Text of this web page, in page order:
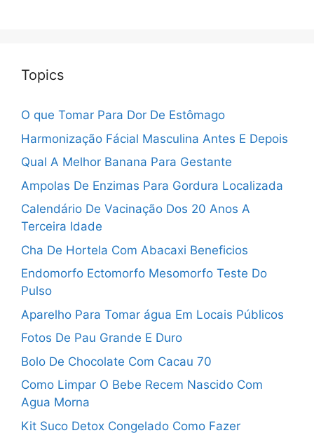
Topics
O que Tomar Para Dor De Estômago
Harmonização Fácial Masculina Antes E Depois
Qual A Melhor Banana Para Gestante
Ampolas De Enzimas Para Gordura Localizada
Calendário De Vacinação Dos 20 Anos A
Terceira Idade
Cha De Hortela Com Abacaxi Beneficios
Endomorfo Ectomorfo Mesomorfo Teste Do
Pulso
Aparelho Para Tomar água Em Locais Públicos
Fotos De Pau Grande E Duro
Bolo De Chocolate Com Cacau 70
Como Limpar O Bebe Recem Nascido Com
Agua Morna
Kit Suco Detox Congelado Como Fazer